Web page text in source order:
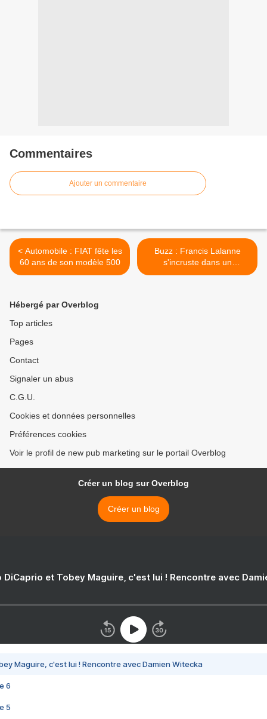
Commentaires
Ajouter un commentaire
< Automobile : FIAT fête les
60 ans de son modèle 500
Buzz : Francis Lalanne
s'incruste dans un
reportage de BFM TV >
Hébergé par Overblog
Top articles
Pages
Contact
Signaler un abus
C.G.U.
Cookies et données personnelles
Préférences cookies
Voir le profil de new pub marketing sur le portail Overblog
Créer un blog sur Overblog
Créer un blog
DiCaprio et Tobey Maguire, c'est lui ! Rencontre avec
Maguire, c'est lui ! Rencontre avec Damien Witecka
6
5